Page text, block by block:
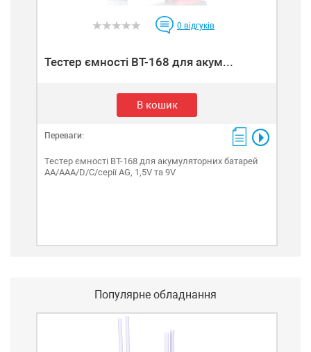
0 відгуків
Тестер ємності BT-168 для акум...
В кошик
Переваги:
Тестер ємності BT-168 для акумуляторних батарей
AA/AAА/D/C/серії AG, 1,5V та 9V
Популярне обладнання